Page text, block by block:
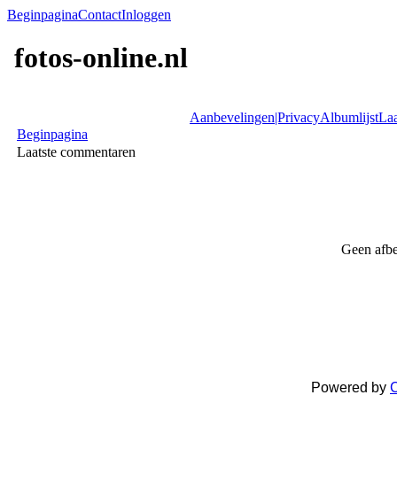
BeginpaginaContactInloggen
fotos-online.nl
Aanbevelingen|PrivacyAlbumlijst
Beginpagina
Laatste commentaren
Geen
Powered by